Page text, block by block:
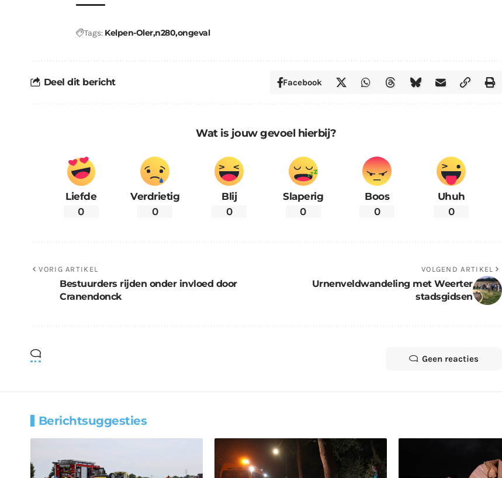
Tags: Kelpen-Olern280ongeval
Deel dit bericht Facebook
Wat is jouw gevoel hierbij?
Liefde
0
Verdrietig
0
Blij
0
Slaperig
0
Boos
0
Uhuh
0
VORIG ARTIKEL
Bestuurders rijden onder invloed door
Cranendonck
VOLGEND ARTIKEL
Urnenveldwandeling met Weerter
stadsgidsen
Geen reacties
Berichtsuggesties